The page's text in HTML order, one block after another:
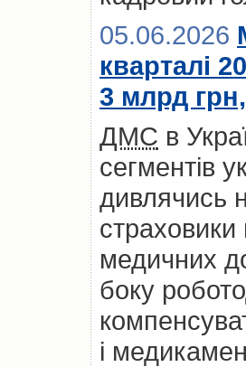
05.06.2026
кварталі
3 млрд
ДМС в
сегментів
дивлячись
медичних
боку
і